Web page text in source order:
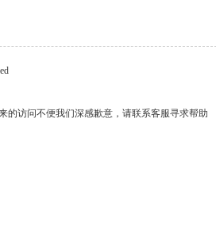
的访问不便我们深感歉意，请联系客服寻求帮助